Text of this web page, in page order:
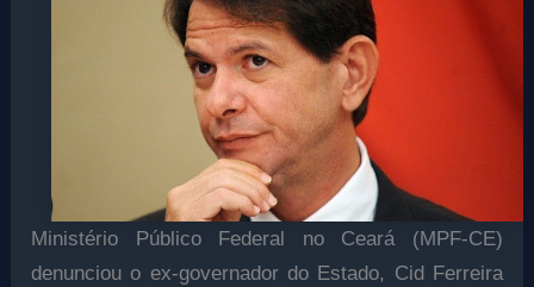
Ministério Público Federal no Ceará (MPF-CE)
denunciou o ex-governador do Estado, Cid Ferreira